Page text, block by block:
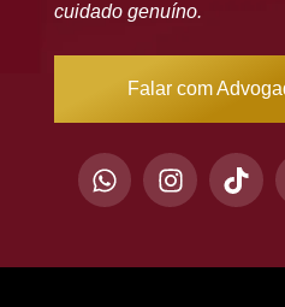
cuidado genuíno.
Falar com